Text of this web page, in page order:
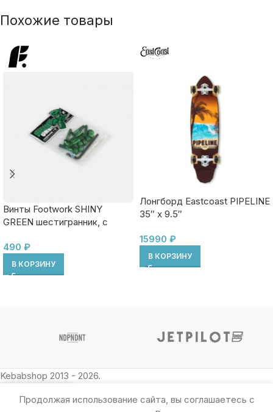
Похожие товары
Винты Footwork SHINY
GREEN шестигранник, с
490 ₽
В КОРЗИНУ
Лонгборд Eastcoast PIPELINE
35″ x 9.5″
15990 ₽
В КОРЗИНУ
Kebabshop 2013 - 2026.
Продолжая использование сайта, вы соглашаетесь с